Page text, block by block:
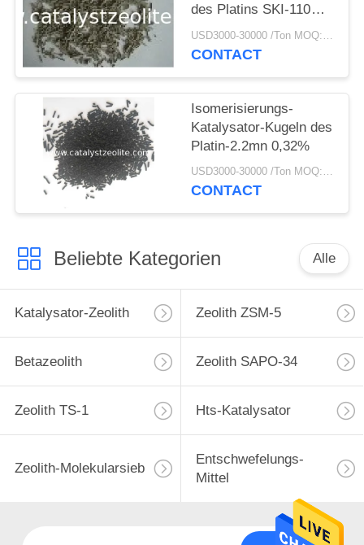
des Platins SKI-110
0,046%
USD3000-30000 /Ton MOQ:1 Kilogramm
CONTACT
Isomerisierungs-
Katalysator-Kugeln des
Platin-2.2mn 0,32%
USD3000-30000 /Ton MOQ:1 Kilogramm
CONTACT
Beliebte Kategorien Alle
Katalysator-Zeolith Zeolith ZSM-5
Betazeolith Zeolith SAPO-34
Zeolith TS-1 Hts-Katalysator
Zeolith-Molekularsieb
Entschwefelungs-
Mittel